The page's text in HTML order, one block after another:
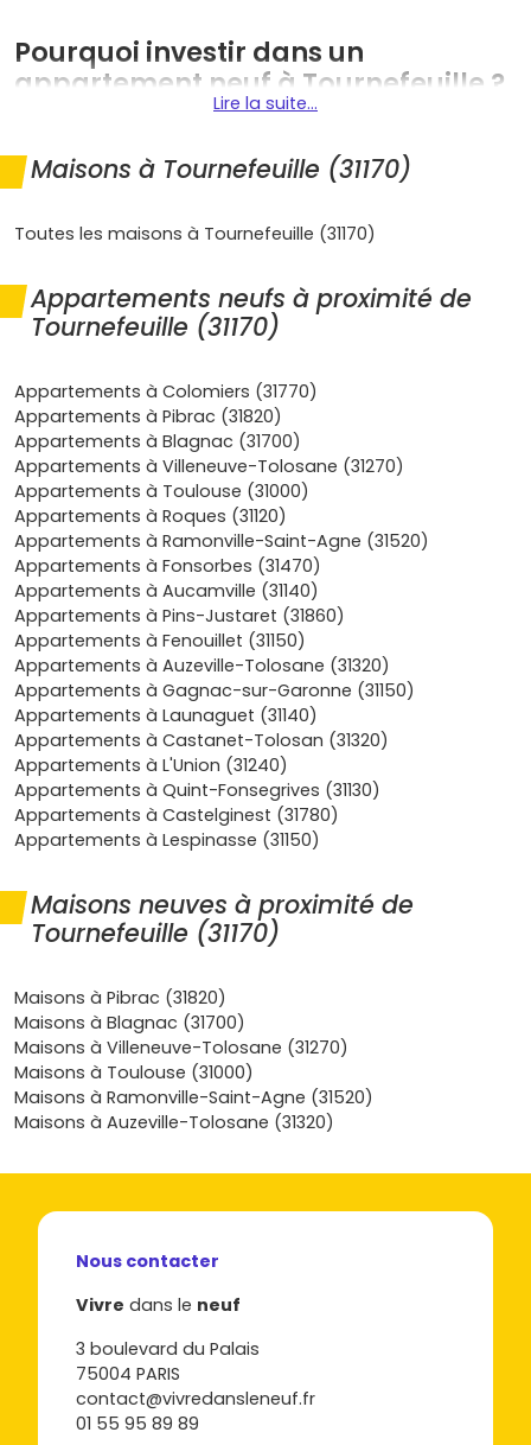
Pourquoi investir dans un
appartement neuf à Tournefeuille ?
Tournefeuille est une ville qui combine harmonieusement
dynamisme et tranquillité. Voici pourquoi choisir un
gagnante :
neufs se situent souvent dans des zones clés
comme le centre-ville ou à proximité des écoles et
des infrastructures sportives, pour un quotidien
Demande locative croissante
avec Toulouse et ses nombreuses écoles,
Tournefeuille attire familles et jeunes actifs,
garantissant ainsi une forte demande locative.
Cadre de vie agréable: avec ses nombreux parcs,
ses équipements sportifs et sa vie associative riche,
Tournefeuille offre un cadre de vie exceptionnel.
En choisissant d'investir dans unappartement neuf à
Tournefeuille , tu mises sur l'avenir tout en profitant d'un
cadre de vie idéal.
Les types d’appartements neufs
disponibles à Tournefeuille
À Tournefeuille, il existe une large gamme de
neufs pour répondre aux différents besoins. Que tu sois
étudiant, en famille ou investisseur, tu trouveras le bien
Studios et T2: ces petites surfaces sont idéales pour
les étudiants ou les jeunes actifs recherchant un
qualité-prix.
T3 et T4: parfaits pour les familles, ces
appartements offrent de l'espace et souvent des
prestations modernes comme des balcons ou
terrasses.
Appartements de standing: si tu cherches le luxe,
Les quartiers recommandés pour
trouver un appartement neuf à
Tournefeuille
Tournefeuille propose plusieurs quartiers attractifs pour
l'achat d'unappartement neuf
suggestions :
Lire la suite...
Maisons à Tournefeuille (31170)
Toutes les maisons à Tournefeuille (31170)
Appartements neufs à proximité de
Tournefeuille (31170)
Appartements à Colomiers (31770)
Appartements à Pibrac (31820)
Appartements à Blagnac (31700)
Appartements à Villeneuve-Tolosane (31270)
Appartements à Toulouse (31000)
Appartements à Roques (31120)
Appartements à Ramonville-Saint-Agne (31520)
Appartements à Fonsorbes (31470)
Appartements à Aucamville (31140)
Appartements à Pins-Justaret (31860)
Appartements à Fenouillet (31150)
Appartements à Auzeville-Tolosane (31320)
Appartements à Gagnac-sur-Garonne (31150)
Appartements à Launaguet (31140)
Appartements à Castanet-Tolosan (31320)
Appartements à L'Union (31240)
Appartements à Quint-Fonsegrives (31130)
Appartements à Castelginest (31780)
Appartements à Lespinasse (31150)
Maisons neuves à proximité de
Tournefeuille (31170)
Maisons à Pibrac (31820)
Maisons à Blagnac (31700)
Maisons à Villeneuve-Tolosane (31270)
Maisons à Toulouse (31000)
Maisons à Ramonville-Saint-Agne (31520)
Maisons à Auzeville-Tolosane (31320)
Nous contacter
Vivre dans le neuf
3 boulevard du Palais
75004 PARIS
contact@vivredansleneuf.fr
01 55 95 89 89